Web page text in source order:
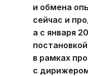
и обмена
сейчас и
а с января
в рамках
с